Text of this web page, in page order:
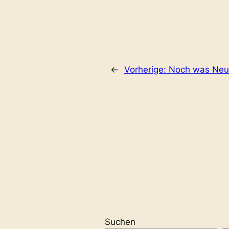
← Vorherige: Noch was
Suchen